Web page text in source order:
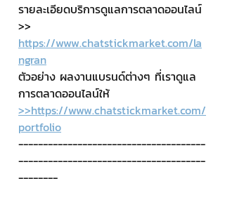
รายละเอียดบริการดูแลการตลาดออนไลน์
>>
https://www.chatstickmarket.com/la
ngran
ตัวอย่าง ผลงานแบรนด์ต่างๆ ที่เราดูแล
การตลาดออนไลน์ให้
>>https://www.chatstickmarket.com/
portfolio
--------------------------------------
--------------------------------------
--------